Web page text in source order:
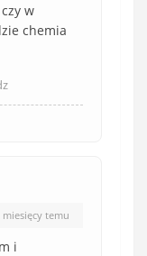
w
chemia
miesięcy temu
i